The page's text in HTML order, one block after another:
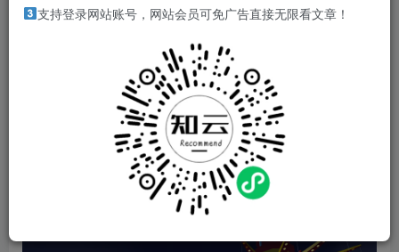
游戏介绍
SOS OPS 是一款有趣的多人合作游戏，以独一无二的救援
站为中心。与朋友合作，在执行任务时运用逻辑解决基于物
理的谜题。拯救猫、保护城镇并卸下家具！
支持登录网站账号，网站会员可免广告直接无限看文章！